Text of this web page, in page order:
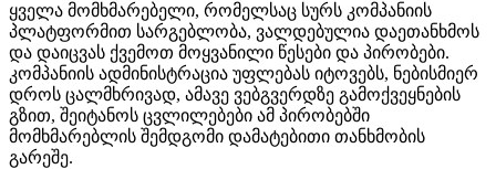
ყველა მომხმარებელი, რომელსაც სურს კომპანიის
პლატფორმით სარგებლობა, ვალდებულია დაეთანხმოს
და დაიცვას ქვემოთ მოყვანილი წესები და პირობები.
კომპანიის ადმინისტრაცია უფლებას იტოვებს, ნებისმიერ
დროს ცალმხრივად, ამავე ვებგვერდზე გამოქვეყნების
გზით, შეიტანოს ცვლილებები ამ პირობებში
მომხმარებლის შემდგომი დამატებითი თანხმობის
გარეშე.